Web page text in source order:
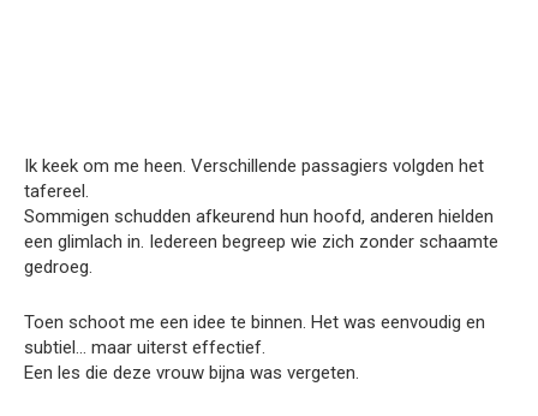
Ik keek om me heen. Verschillende passagiers volgden het
tafereel.
Sommigen schudden afkeurend hun hoofd, anderen hielden
een glimlach in. Iedereen begreep wie zich zonder schaamte
gedroeg.
Toen schoot me een idee te binnen. Het was eenvoudig en
subtiel… maar uiterst effectief.
Een les die deze vrouw bijna was vergeten.